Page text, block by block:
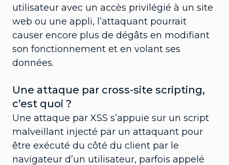
utilisateur avec un accès privilégié à un site
web ou une appli, l’attaquant pourrait
causer encore plus de dégâts en modifiant
son fonctionnement et en volant ses
données.
Une attaque par cross-site scripting,
c’est quoi ?
Une attaque par XSS s’appuie sur un script
malveillant injecté par un attaquant pour
être exécuté du côté du client par le
navigateur d’un utilisateur, parfois appelé